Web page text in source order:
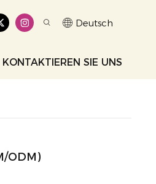
Deutsch
KONTAKTIEREN SIE UNS
ODM)